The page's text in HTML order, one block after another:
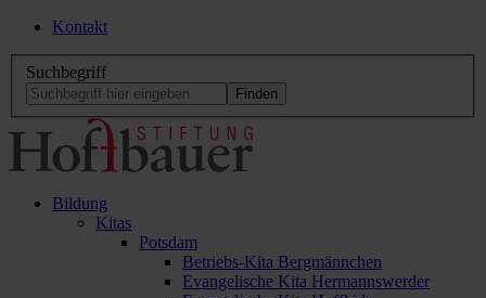
Kontakt
Suchbegriff
Bildung
Kitas
Potsdam
Betriebs-Kita Bergmännchen
Evangelische Kita Hermannswerder